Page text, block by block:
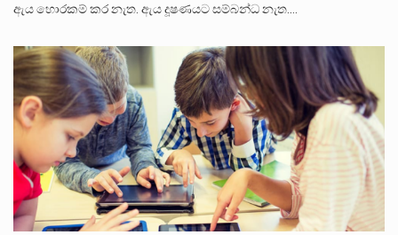
ඇය හොරකම් කර නැත. ඇය දූෂණයට සම්බන්ධ නැත.…